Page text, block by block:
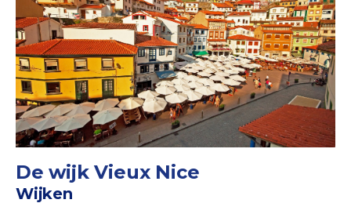
De wijk Vieux Nice
Wijken